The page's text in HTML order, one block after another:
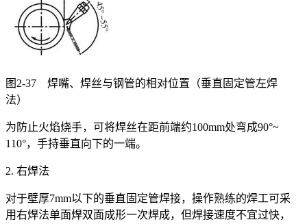
图2-37 焊嘴、焊丝与钢管的相对位置（垂直固定管左焊
法）
为防止火焰烧手，可将焊丝在距前端约100mm处弯成90°~
110°，手持垂直向下的一端。
2. 右焊法
对于壁厚7mm以下的垂直固定管焊接，操作熟练的焊工可采
用右焊法单面焊双面成形一次焊成，但焊接速度不宜过快，